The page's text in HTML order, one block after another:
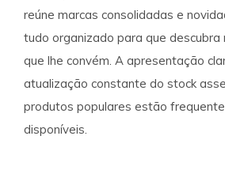
reúne marcas consolidadas e
tudo organizado para que descubra
que lhe convém. A apresentação
atualização constante do stock
produtos populares estão
disponíveis.